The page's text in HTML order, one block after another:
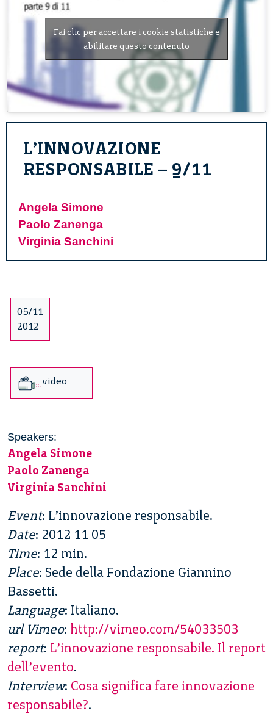
Fai clic per accettare i cookie statistiche e
abilitare questo contenuto
L’INNOVAZIONE
RESPONSABILE – 9/11
Angela Simone
Paolo Zanenga
Virginia Sanchini
05/11
2012
video
Speakers:
Angela Simone
Paolo Zanenga
Virginia Sanchini
Event: L’innovazione responsabile.
Date: 2012 11 05
Time: 12 min.
Place: Sede della Fondazione Giannino
Bassetti.
Language: Italiano.
url Vimeo: http://vimeo.com/54033503
report: L’innovazione responsabile. Il report
dell’evento.
Interview: Cosa significa fare innovazione
responsabile?.